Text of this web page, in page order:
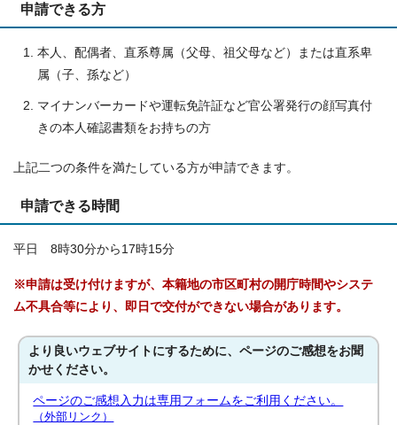
申請できる方
本人、配偶者、直系尊属（父母、祖父母など）または直系卑
属（子、孫など）
マイナンバーカードや運転免許証など官公署発行の顔写真付
きの本人確認書類をお持ちの方
上記二つの条件を満たしている方が申請できます。
申請できる時間
平日 8時30分から17時15分
※申請は受け付けますが、本籍地の市区町村の開庁時間やシステ
ム不具合等により、即日で交付ができない場合があります。
より良いウェブサイトにするために、ページのご感想をお聞
かせください。
ページのご感想入力は専用フォームをご利用ください。
（外部リンク）